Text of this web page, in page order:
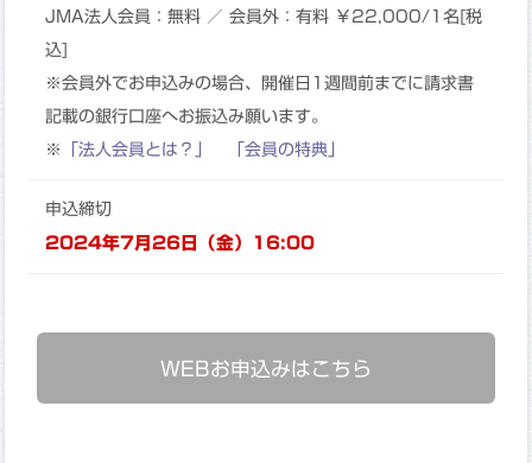
JMA法人会員：無料 ／ 会員外：有料 ￥22,000/1名[税
込]
※会員外でお申込みの場合、開催日1週間前までに請求書
記載の銀行口座へお振込み願います。
※
「法人会員とは？」 「会員の特典」
申込締切
2024年7月26日（金）16:00
WEBお申込みはこちら